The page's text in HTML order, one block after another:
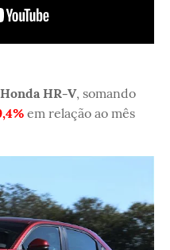
Honda HR-V, somando
em relação ao mês